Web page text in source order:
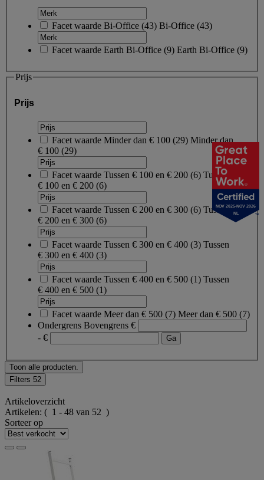
Facet waarde Bi-Office (43) Bi-Office (43)
Facet waarde Earth Bi-Office (9) Earth Bi-Office (9)
Prijs
Prijs
Facet waarde Minder dan € 100 (29) Minder dan
€ 100 (29)
Facet waarde Tussen € 100 en € 200 (6) Tussen
€ 100 en € 200 (6)
Facet waarde Tussen € 200 en € 300 (6) Tussen
€ 200 en € 300 (6)
Facet waarde Tussen € 300 en € 400 (3) Tussen
€ 300 en € 400 (3)
Facet waarde Tussen € 400 en € 500 (1) Tussen
€ 400 en € 500 (1)
Facet waarde Meer dan € 500 (7) Meer dan € 500 (7)
Ondergrens Bovengrens €
- €
Toon alle producten.
Filters 52
Artikeloverzicht
Artikelen: ( 1 - 48 van 52 )
Sorteer op
NOV 2025-NOV 2026
NL